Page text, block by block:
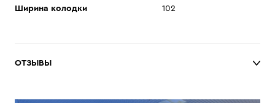
Ширина колодки 102
ОТЗЫВЫ